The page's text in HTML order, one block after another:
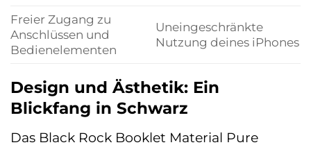
Freier Zugang zu
Anschlüssen und
Bedienelementen
Uneingeschränkte
Nutzung deines iPhones
Design und Ästhetik: Ein
Blickfang in Schwarz
Das Black Rock Booklet Material Pure